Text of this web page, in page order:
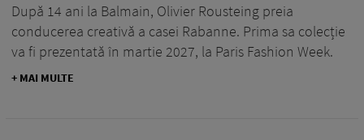
După 14 ani la Balmain, Olivier Rousteing preia
conducerea creativă a casei Rabanne. Prima sa colecție
va fi prezentată în martie 2027, la Paris Fashion Week.
+ MAI MULTE